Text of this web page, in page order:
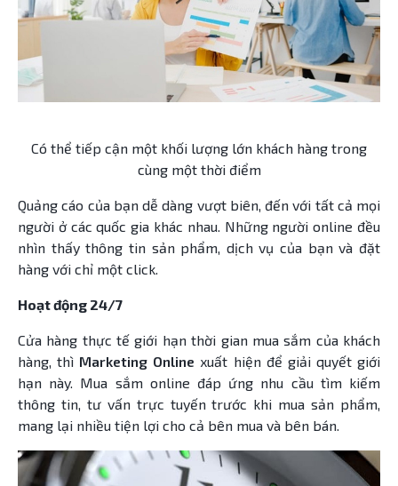
Có thể tiếp cận một khối lượng lớn khách hàng trong
cùng một thời điểm
Quảng cáo của bạn dễ dàng vượt biên, đến với tất cả mọi
người ở các quốc gia khác nhau. Những người online đều
nhìn thấy thông tin sản phẩm, dịch vụ của bạn và đặt
hàng với chỉ một click.
Hoạt động 24/7
Cửa hàng thực tế giới hạn thời gian mua sắm của khách
hàng, thì Marketing Online xuất hiện để giải quyết giới
hạn này. Mua sắm online đáp ứng nhu cầu tìm kiếm
thông tin, tư vấn trực tuyến trước khi mua sản phẩm,
mang lại nhiều tiện lợi cho cả bên mua và bên bán.